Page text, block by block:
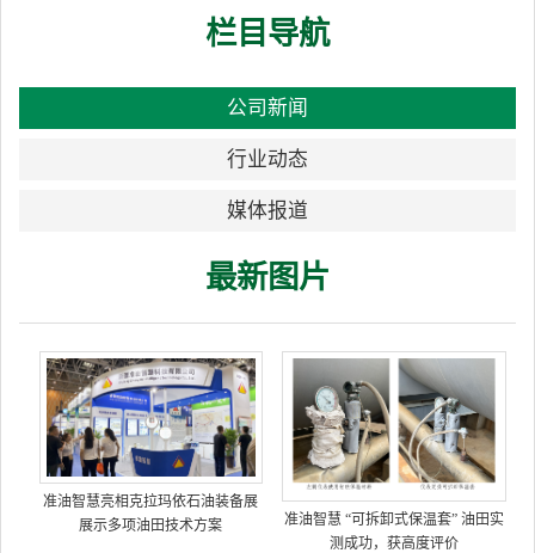
栏目导航
公司新闻
行业动态
媒体报道
最新图片
准油智慧亮相克拉玛依石油装备展
展示多项油田技术方案
准油智慧 “可拆卸式保温套” 油田实
测成功，获高度评价